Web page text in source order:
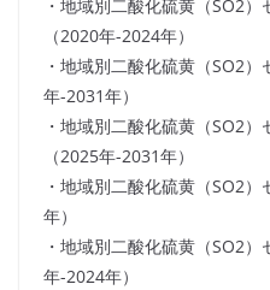
・地域別二酸化硫黄（SO2
（2020年-2024年）
・地域別二酸化硫黄（SO2
年-2031年）
・地域別二酸化硫黄（SO2
（2025年-2031年）
・地域別二酸化硫黄（SO2
年）
・地域別二酸化硫黄（SO2
年-2024年）